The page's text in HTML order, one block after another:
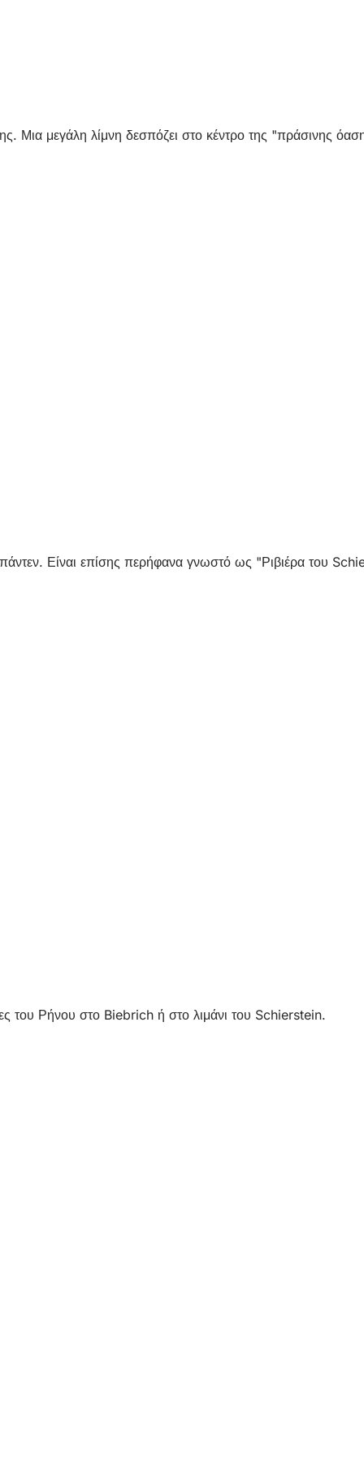
Μια μεγάλη λίμνη δεσπόζει στο κέντρο της "πράσινης
Είναι επίσης περήφανα γνωστό ως "Ριβιέρα του
του Ρήνου στο Biebrich ή στο λιμάνι του Schierstein.